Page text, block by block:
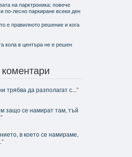
на парктроника: повече
по-лесно паркиране всеки ден
е правилното решение и кога
кола в центъра не е решен
трябва да разполагат с...”
защо се намират там, тъй
”
в което се намираме,
”